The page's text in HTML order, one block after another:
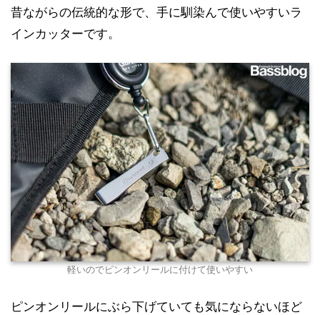
昔ながらの伝統的な形で、手に馴染んで使いやすいラ
インカッターです。
軽いのでピンオンリールに付けて使いやすい
ピンオンリールにぶら下げていても気にならないほど